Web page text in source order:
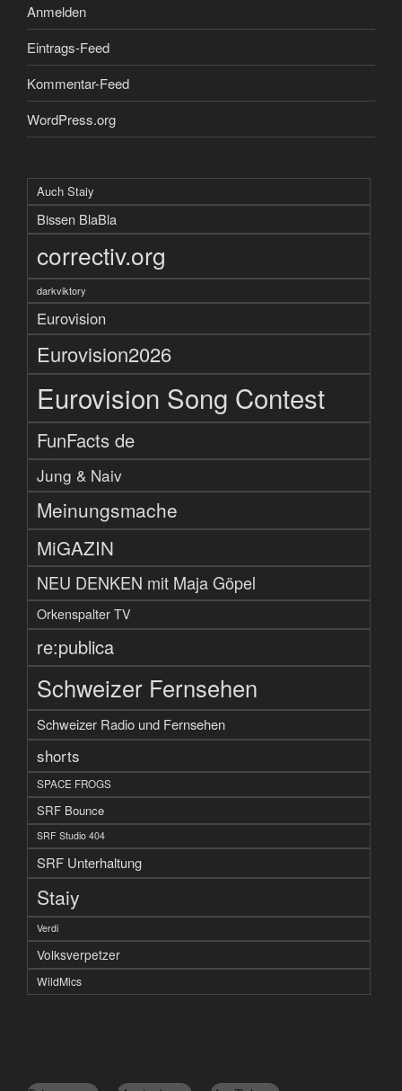
Anmelden
Eintrags-Feed
Kommentar-Feed
WordPress.org
Auch Staiy
Bissen BlaBla
correctiv.org
darkviktory
Eurovision
Eurovision2026
Eurovision Song Contest
FunFacts de
Jung & Naiv
Meinungsmache
MiGAZIN
NEU DENKEN mit Maja Göpel
Orkenspalter TV
re:publica
Schweizer Fernsehen
Schweizer Radio und Fernsehen
shorts
SPACE FROGS
SRF Bounce
SRF Studio 404
SRF Unterhaltung
Staiy
Verdi
Volksverpetzer
WildMics